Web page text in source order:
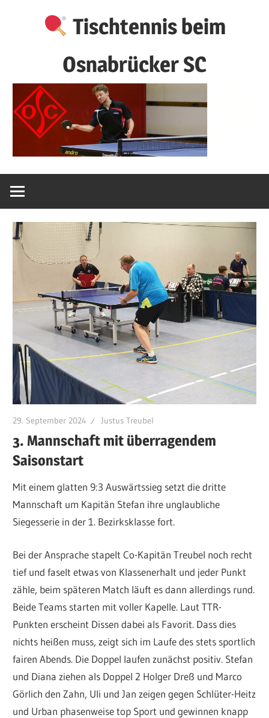
Tischtennis beim
Osnabrücker SC
29. September 2024 Justus Treubel
3. Mannschaft mit überragendem
Saisonstart
Mit einem glatten 9:3 Auswärtssieg setzt die dritte
Mannschaft um Kapitän Stefan ihre unglaubliche
Siegesserie in der 1. Bezirksklasse fort.
Bei der Ansprache stapelt Co-Kapitän Treubel noch recht
tief und faselt etwas von Klassenerhalt und jeder Punkt
zähle, beim späteren Match läuft es dann allerdings rund.
Beide Teams starten mit voller Kapelle. Laut TTR-
Punkten erscheint Dissen dabei als Favorit. Dass dies
nichts heißen muss, zeigt sich im Laufe des stets sportlich
fairen Abends. Die Doppel laufen zunächst positiv. Stefan
und Diana ziehen als Doppel 2 Holger Dreß und Marco
Görlich den Zahn, Uli und Jan zeigen gegen Schlüter-Heitz
und Urban phasenweise top Sport und gewinnen knapp